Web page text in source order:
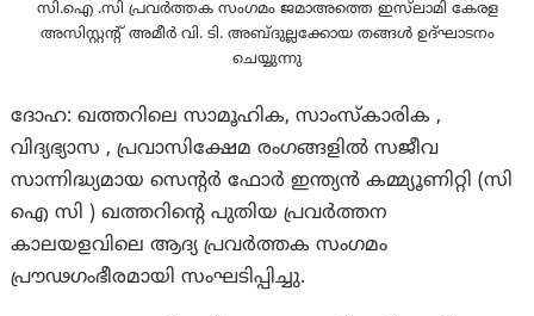
സി.ഐ .സി പ്രവർത്തക സംഗമം ജമാഅത്തെ ഇസ്‌ലാമി കേരള
അസിസ്റ്റന്റ് അമീർ വി. ടി. അബ്ദുല്ലക്കോയ തങ്ങൾ ഉദ്‌ഘാടനം
ചെയ്യുന്നു
ദോഹ: ഖത്തറിലെ സാമൂഹിക, സാം‌സ്‌‌കാരിക ,
വിദ്യഭ്യാസ , പ്രവാസിക്ഷേമ രംഗങ്ങളില്‍ സജീവ
സാന്നിദ്ധ്യമായ സെന്റർ ഫോർ ഇന്ത്യൻ കമ്മ്യൂണിറ്റി (സി
ഐ സി ) ഖത്തറിൻ്റെ പുതിയ പ്രവർത്തന
കാലയളവിലെ ആദ്യ പ്രവർത്തക സംഗമം
പ്രൗഢഗംഭീരമായി സംഘടിപ്പിച്ചു.